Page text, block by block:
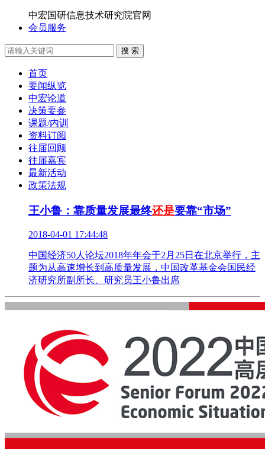
中宏国研信息技术研究院官网
会员服务
搜 索
首页
要闻纵览
中宏论道
决策要参
课题/内训
资料订阅
往届回顾
往届嘉宾
最新活动
政策法规
王小鲁：靠质量发展最终还是要靠“市场”
2018-04-01 17:44:48
中国经济50人论坛2018年年会于2月25日在北京举行，主
题为从高速增长到高质量发展，中国改革基金会国民经
济研究所副所长、研究员王小鲁出席